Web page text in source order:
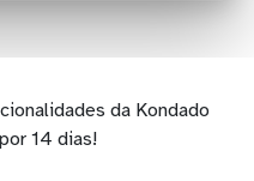
da Kondado
14 dias!